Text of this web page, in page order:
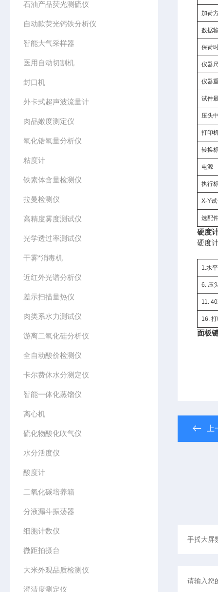
石油产品荧光测硫仪
自动款荧光钙铁分析仪
智能大气采样器
医用自动切割机
封口机
外卡式超声波流量计
肉品嫩度测定仪
氧化锆氧量分析仪
粘度计
铁素体含量检测仪
拉曼检测仪
高精度雾度测试仪
光学透过率测试仪
干雾*消毒机
近红外光谱分析仪
差示扫描量热仪
肉类系水力测试仪
游离二氧化硅分析仪
全自动酸价检测仪
卡尔费休水分测定仪
智能一体化蒸馏仪
离心机
硫化物酸化吹气仪
水分活度仪
酸度计
二氧化碳培养箱
分液漏斗振荡器
细胞计数仪
微距拍摄台
大米外观品质检测仪
澄清度测定仪
加荷
数据
保荷
仪器
仪器
试件
压头
打印
转换
电源
执行
X-Y
选配
硬度
硬度
1.水
6. 压
11.
16.
面板